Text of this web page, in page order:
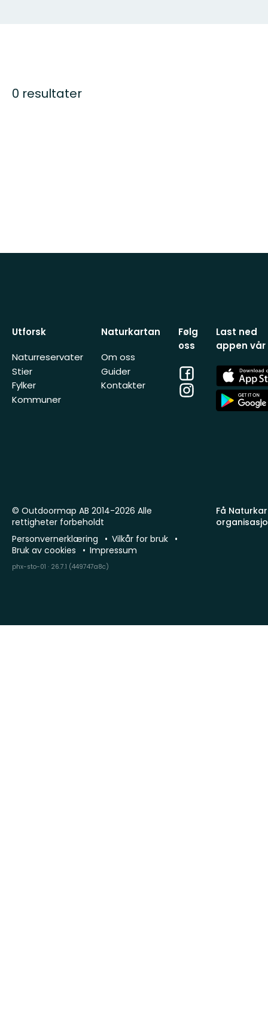
0 resultater
Utforsk
Naturreservater
Stier
Fylker
Kommuner
Naturkartan
Om oss
Guider
Kontakter
Følg
oss
Facebook
Instagram
Last ned
appen vår
App
Store
App
Store
Få
© Outdoormap AB 2014-2026 Alle
rettigheter forbeholdt
Personvernerklæring
Vilkår for bruk
Bruk av cookies
Impressum
phx-sto-01 · 26.7.1 (449747a8c)